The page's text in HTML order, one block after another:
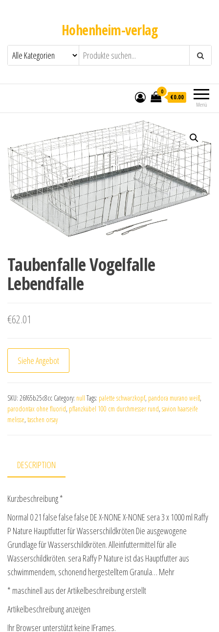
Hohenheim-verlag
Menü
0
€0.00
Taubenfalle Vogelfalle
Lebendfalle
€62.01
Siehe Angebot
SKU: 26f65b25c8cc Category: null Tags: palette schwarzkopf, pandora murano weiß,
parodontax ohne fluorid, pflanzkübel 100 cm durchmesser rund, savion haarseife
melisse, taschen orsay
DESCRIPTION
Kurzbeschreibung *
Normal 0 21 false false false DE X-NONE X-NONE sera 3 x 1000 ml Raffy
P Nature Hauptfutter für Wasserschildkröten Die ausgewogene
Grundlage für Wasserschildkröten. Alleinfuttermittel für alle
Wasserschildkröten. sera Raffy P Nature ist das Hauptfutter aus
schwimmendem, schonend hergestelltem Granula… Mehr
* maschinell aus der Artikelbeschreibung erstellt
Artikelbeschreibung anzeigen
Ihr Browser unterstützt keine IFrames.